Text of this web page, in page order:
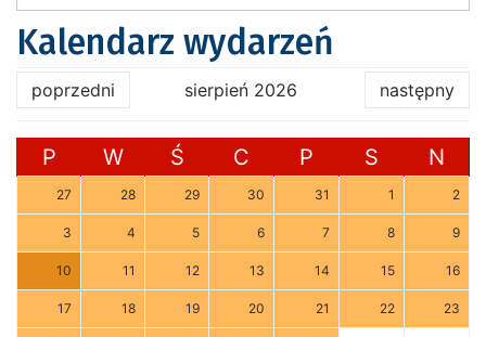
Kalendarz wydarzeń
poprzedni sierpień 2026 następny
P W Ś C P S N
27 28 29 30 31 1 2
3 4 5 6 7 8 9
10 11 12 13 14 15 16
17 18 19 20 21 22 23